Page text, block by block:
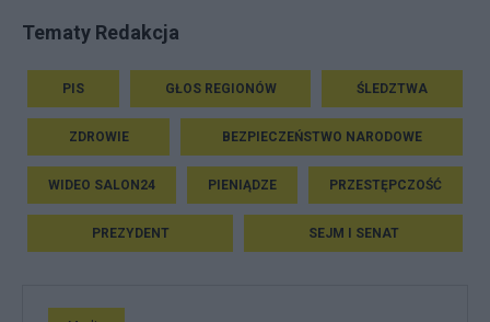
Tematy Redakcja
PIS GŁOS REGIONÓW ŚLEDZTWA
ZDROWIE BEZPIECZEŃSTWO NARODOWE
WIDEO SALON24 PIENIĄDZE PRZESTĘPCZOŚĆ
PREZYDENT SEJM I SENAT